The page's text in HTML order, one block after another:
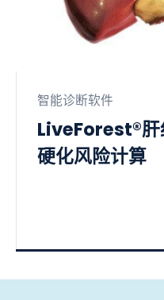
智能诊断软件
LiveForest®肝
硬化风险计算